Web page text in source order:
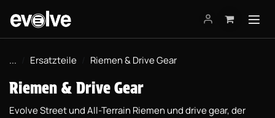
... Ersatzteile Riemen & Drive Gear
Riemen & Drive Gear
Evolve Street und All-Terrain Riemen und drive gear, der